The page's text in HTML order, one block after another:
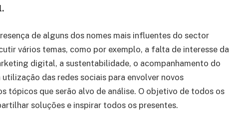
de alguns dos nomes mais influentes do sector
vários temas, como por exemplo, a falta de interesse da
digital, a sustentabilidade, o acompanhamento do
das redes sociais para envolver novos
tópicos que serão alvo de análise. O objetivo de todos os
soluções e inspirar todos os presentes.